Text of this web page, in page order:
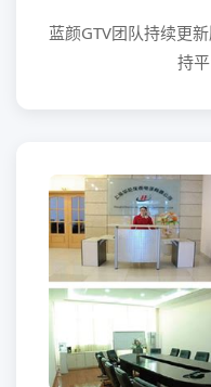
蓝颜GTV团队持续更
持